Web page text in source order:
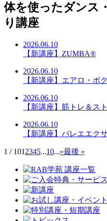
体を使ったダンス
り講座
2026.06.10
【新講座】ZUMBA®
2026.06.10
【新講座】エアロ・ボ
2026.06.10
【新講座】筋トレ＆ス
2026.06.10
【新講座】バレエエク
1 / 101 2345...10...»最後 »